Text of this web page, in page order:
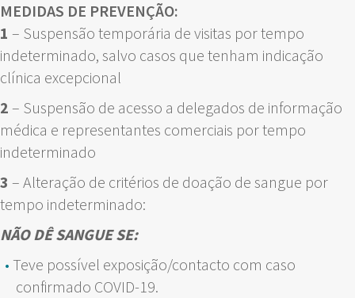
MEDIDAS DE PREVENÇÃO:
1 – Suspensão temporária de visitas por tempo
indeterminado, salvo casos que tenham indicação
clínica excepcional
2 – Suspensão de acesso a delegados de informação
médica e representantes comerciais por tempo
indeterminado
3 – Alteração de critérios de doação de sangue por
tempo indeterminado:
NÃO DÊ SANGUE SE:
Teve possível exposição/contacto com caso
confirmado COVID-19.